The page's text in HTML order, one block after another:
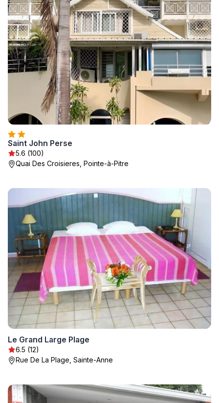
Saint John Perse
5.6 (100)
Quai Des Croisieres, Pointe-à-Pitre
Le Grand Large Plage
6.5 (12)
Rue De La Plage, Sainte-Anne